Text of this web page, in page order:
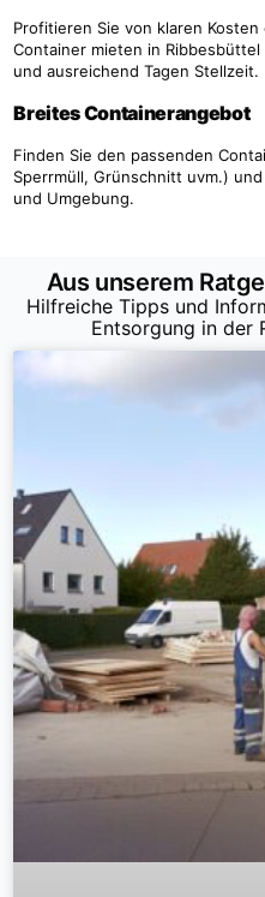
Profitieren Sie von klaren
Container mieten in
und ausreichend Tagen Stellzeit.
Breites Containerangebot
Finden Sie den passenden
Sperrmüll, Grünschnitt uvm.)
und Umgebung.
Aus unserem
Hilfreiche Tipps und
Entsorgung in der